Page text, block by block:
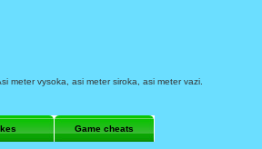
meter vysoka, asi meter siroka, asi meter vazi.
Game cheats